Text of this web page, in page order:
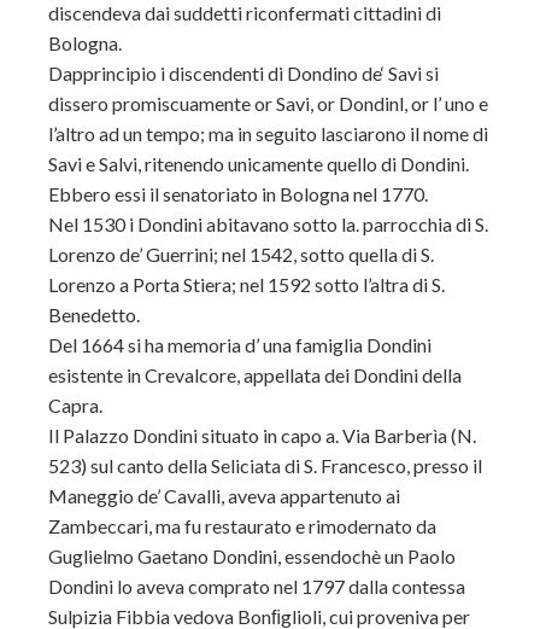
discendeva dai suddetti riconfermati cittadini di
Bologna.
Dapprincipio i discendenti di Dondino de‘ Savi si
dissero promiscuamente or Savi, or Dondinl, or l’ uno e
l’altro ad un tempo; ma in seguito lasciarono il nome di
Savi e Salvi, ritenendo unicamente quello di Dondini.
Ebbero essi il senatoriato in Bologna nel 1770.
Nel 1530 i Dondini abitavano sotto la. parrocchia di S.
Lorenzo de’ Guerrini; nel 1542, sotto quella di S.
Lorenzo a Porta Stiera; nel 1592 sotto l’altra di S.
Benedetto.
Del 1664 si ha memoria d’ una famiglia Dondini
esistente in Crevalcore, appellata dei Dondini della
Capra.
Il Palazzo Dondini situato in capo a. Via Barberìa (N.
523) sul canto della Seliciata di S. Francesco, presso il
Maneggio de’ Cavalli, aveva appartenuto ai
Zambeccari, ma fu restaurato e rimodernato da
Guglielmo Gaetano Dondini, essendochè un Paolo
Dondini lo aveva comprato nel 1797 dalla contessa
Sulpizia Fibbia vedova Bonﬁglioli, cui proveniva per